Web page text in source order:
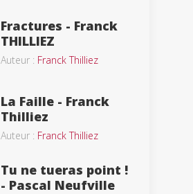
Fractures - Franck
THILLIEZ
Auteur : Franck Thilliez
La Faille - Franck
Thilliez
Auteur : Franck Thilliez
Tu ne tueras point !
- Pascal Neufville